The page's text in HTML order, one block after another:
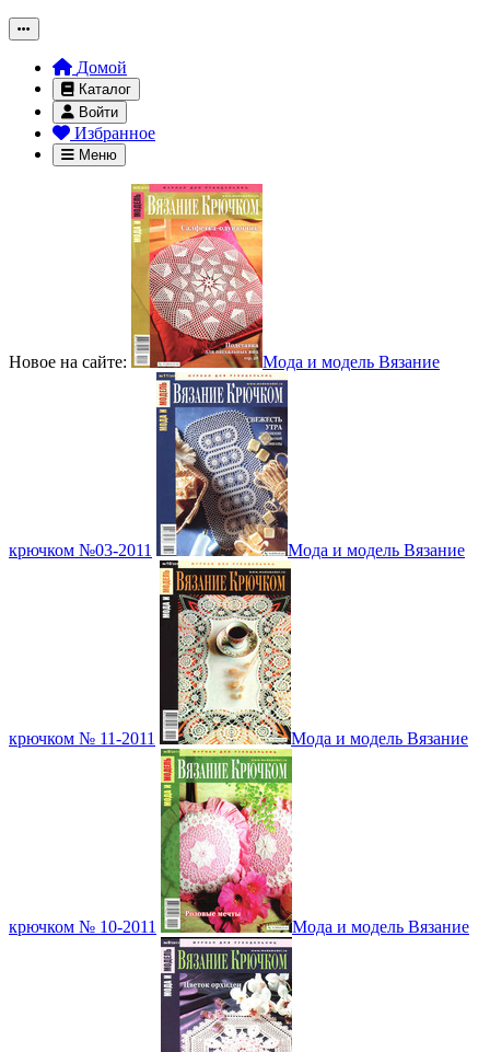
Домой
Каталог
Войти
Избранное
Меню
Новое на сайте: Мода и модель Вязание
крючком №03-2011 Мода и модель Вязание
крючком № 11-2011 Мода и модель Вязание
крючком № 10-2011 Мода и модель Вязание